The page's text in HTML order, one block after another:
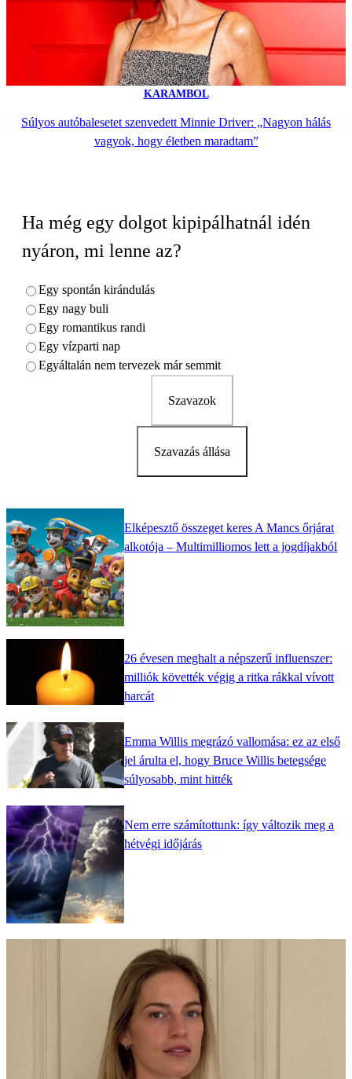
KARAMBOL
Súlyos autóbalesetet szenvedett Minnie Driver: „Nagyon hálás
vagyok, hogy életben maradtam”
Ha még egy dolgot kipipálhatnál idén
nyáron, mi lenne az?
Egy spontán kirándulás
Egy nagy buli
Egy romantikus randi
Egy vízparti nap
Egyáltalán nem tervezek már semmit
Szavazok
Szavazás állása
Elképesztő összeget keres A Mancs őrjárat
alkotója – Multimilliomos lett a jogdíjakból
26 évesen meghalt a népszerű influenszer:
milliók követték végig a ritka rákkal vívott
harcát
Emma Willis megrázó vallomása: ez az első
jel árulta el, hogy Bruce Willis betegsége
súlyosabb, mint hitték
Nem erre számítottunk: így változik meg a
hétvégi időjárás